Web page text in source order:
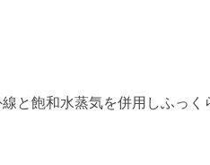
と飽和水蒸気を併用しふっく